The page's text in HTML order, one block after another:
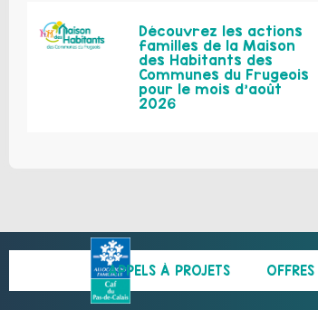
Découvrez les actions
familles de la Maison
des Habitants des
Communes du Frugeois
pour le mois d’août
2026
APPELS À PROJETS